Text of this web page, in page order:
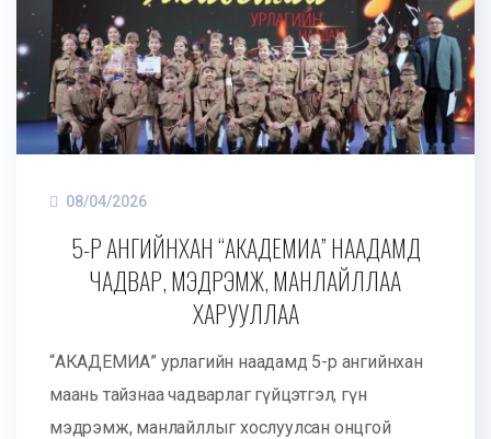
08/04/2026
5-Р АНГИЙНХАН “АКАДЕМИА” НААДАМД
ЧАДВАР, МЭДРЭМЖ, МАНЛАЙЛЛАА
ХАРУУЛЛАА
“АКАДЕМИА” урлагийн наадамд 5-р ангийнхан
маань тайзнаа чадварлаг гүйцэтгэл, гүн
мэдрэмж, манлайллыг хослуулсан онцгой